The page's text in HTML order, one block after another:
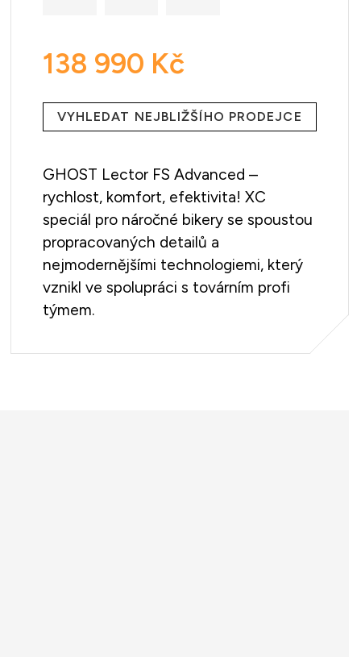
138 990 Kč
cena:
VYHLEDAT NEJBLIŽŠÍHO PRODEJCE
GHOST Lector FS Advanced –
rychlost, komfort, efektivita! XC
speciál pro náročné bikery se spoustou
propracovaných detailů a
nejmodernějšími technologiemi, který
vznikl ve spolupráci s továrním profi
týmem.